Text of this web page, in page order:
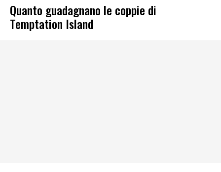
Quanto guadagnano le coppie di
Temptation Island